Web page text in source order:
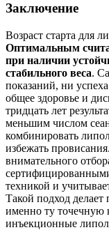
Заключение
Возраст старта для
Оптимальным
при наличии
стабильного веса.
показаний, ни
общее здоровье и
тридцать лет
меньшим числом
комбинировать
избежать
внимательного
техникой и
Такой подход
именно ту точечную
инъекционные